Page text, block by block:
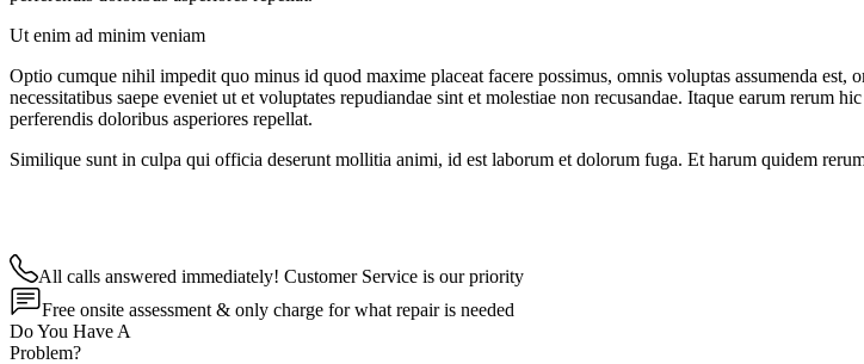
Ut enim ad minim veniam
Optio cumque nihil impedit quo minus id quod maxime placeat facere possimus, omnis voluptas assumenda
necessitatibus saepe eveniet ut et voluptates repudiandae sint et molestiae non recusandae. Itaque earum rerum
perferendis doloribus asperiores repellat.
Similique sunt in culpa qui officia deserunt mollitia animi, id est laborum et dolorum fuga. Et harum quidem
All calls answered immediately! Customer Service is our priority
Free onsite assessment & only charge for what repair is needed
Do You Have A
Problem?